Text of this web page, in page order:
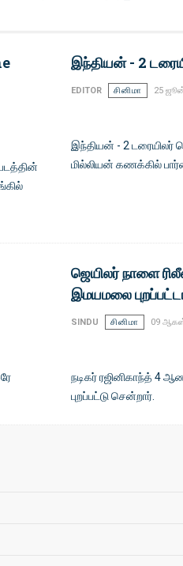
இந்தியன் - 2
EDITOR சினிமா 25
இந்தியன் - 2 டரையிலர்
மில்லியன் கணக்கில்
ஜெயிலர் நாளை
இமயமலை
SINDU சினிமா 09
நடிகர் ரஜினிகாந்த் 4
புறப்பட்டு சென்றார்.